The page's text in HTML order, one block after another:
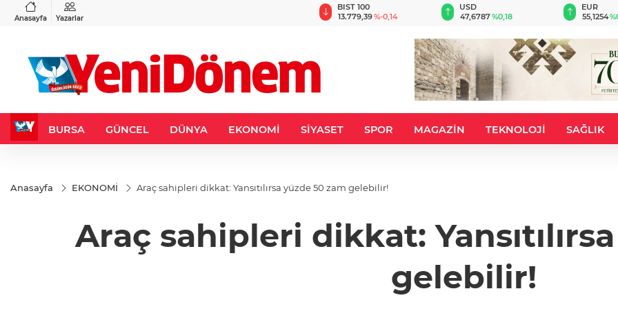
Anasayfa Yazarlar
%-0,22
BIST 100
13.779,39%-0,14
USD
47,6787%0,18
EUR
55,1254
BURSA GÜNCEL DÜNYA EKONOMİ SİYASET SPOR MAGAZİN TEKNOLOJİ SAĞLIK
Anasayfa EKONOMİ Araç sahipleri dikkat: Yansıtılırsa yüzde 50 zam gelebilir!
Araç sahipleri dikkat:
gelebilir!